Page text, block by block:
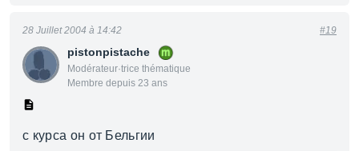
pistonpistache
Modérateur·trice thématique
Membre depuis 23 ans
28 Juillet 2004 à 14:42 #19
с курса он от Бельгии